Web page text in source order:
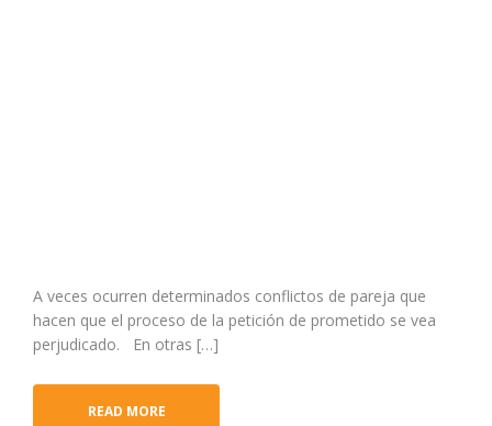
A veces ocurren determinados conflictos de pareja que
hacen que el proceso de la petición de prometido se vea
perjudicado. En otras […]
READ MORE